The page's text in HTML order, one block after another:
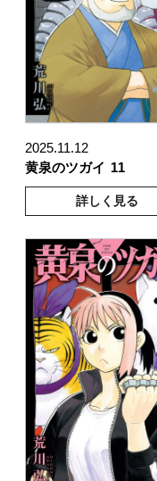
2025.11.12
黄泉のツガイ 11
詳しく見る